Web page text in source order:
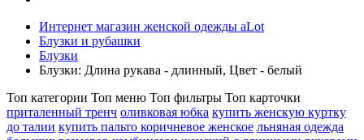
Интернет магазин женской одежды aLot
Блузки и рубашки
Блузки
Блузки: Длина рукава - длинный, Цвет - белый
Топ категории Топ меню Топ фильтры Топ карточки
приталенный тренч оливковая юбка купить женскую куртку
до талии купить пальто коричневое женское льняная одежда